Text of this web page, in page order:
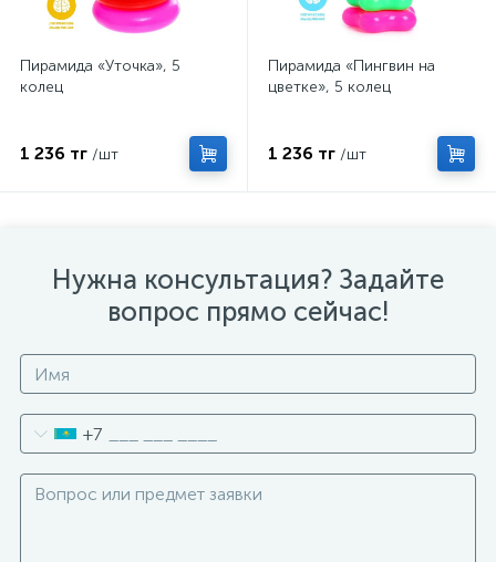
Пирамида «Уточка», 5
колец
1 236 тг /шт
Пирамида «Пингвин на
цветке», 5 колец
1 236 тг /шт
Нужна консультация? Задайте
вопрос прямо сейчас!
+7